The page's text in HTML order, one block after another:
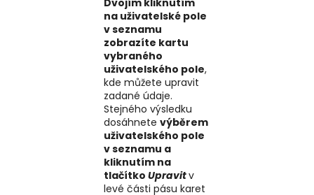
na uživatelské pole
v seznamu
zobrazíte kartu
vybraného
uživatelského pole,
kde můžete upravit
zadané údaje.
Stejného výsledku
dosáhnete výběrem
uživatelského pole
v seznamu a
kliknutím na
tlačítko Upravitv
levé části pásu karet